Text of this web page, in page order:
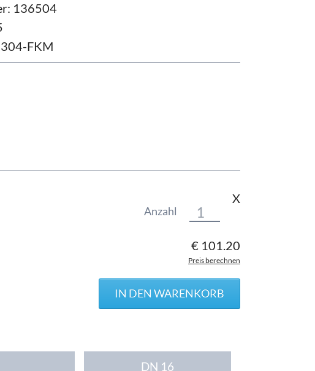
136504
FKM
Anzahl
X
€ 101.20
Preis berechnen
DN 16